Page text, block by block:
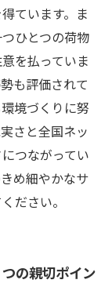
ています。ま
ひとつの荷物
を払っていま
も評価されて
境づくりに努
さと全国ネッ
つながってい
め細やかなサ
ださい。
の親切ポイン